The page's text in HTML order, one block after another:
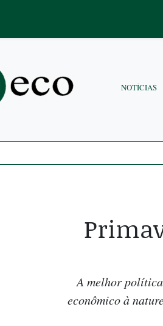
NOTÍCIAS
A melhor política
econômico à